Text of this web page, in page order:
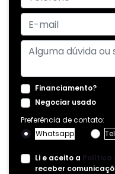
Financiamento?
Negociar usado
Preferência de contato:
Whatsapp
Li e aceito a Política
receber